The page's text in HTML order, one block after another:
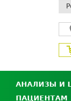
АНАЛИЗЫ И
ПАЦИЕНТАМ